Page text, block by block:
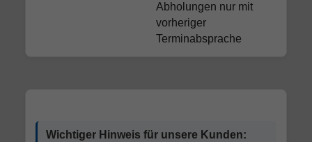
Abholungen nur mit
vorheriger
Terminabsprache
Wichtiger Hinweis für unsere Kunden: